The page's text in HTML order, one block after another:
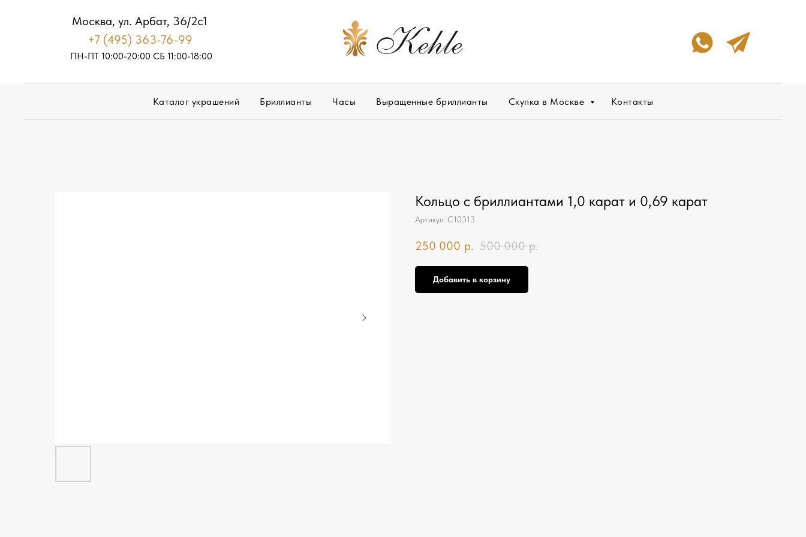
Москва, ул. Арбат, 36/2с1
+7 (495) 363-76-99
ПН-ПТ 10:00-20:00 СБ 11:00-18:00
Каталог украшений Бриллианты Часы Выращенные бриллианты Скупка в Москве Контакты
Кольцо с бриллиантами 1,0 карат и 0,69 карат
Артикул: С10313
250 000 р. 500 000 р.
Добавить в корзину